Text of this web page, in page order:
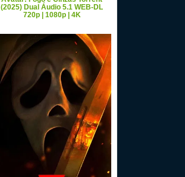
(2025) Dual Áudio 5.1 WEB-DL
720p | 1080p | 4K